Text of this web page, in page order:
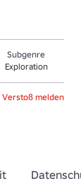
Sub­gen­re
Exploration
Verstoß melden